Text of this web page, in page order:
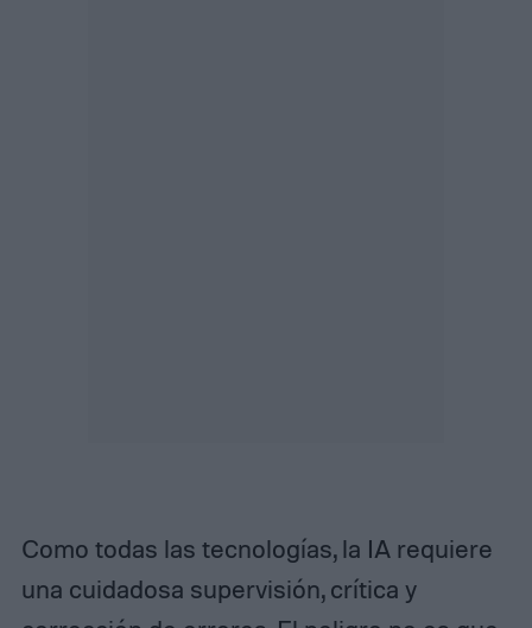
Como todas las tecnologías, la IA requiere
una cuidadosa supervisión, crítica y